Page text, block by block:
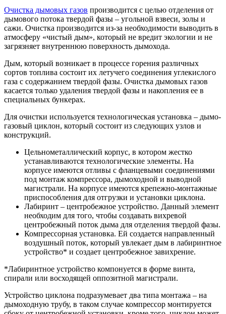
Очистка дымовых газов производится с целью отделения от
дымового потока твердой фазы – угольной взвеси, золы и
сажи. Очистка производится из-за необходимости выводить в
атмосферу «чистый дым», который не вредит экологии и не
загрязняет внутреннюю поверхность дымохода.
Дым, который возникает в процессе горения различных
сортов топлива состоит их летучего соединения углекислого
газа с содержанием твердой фазы. Очистка дымовых газов
касается только удаления твердой фазы и накопления ее в
специальных бункерах.
Для очистки используется технологическая установка – дымо-
газовый циклон, который состоит из следующих узлов и
конструкций.
Цельнометаллический корпус, в котором жестко
устанавливаются технологические элементы. На
корпусе имеются отливы с фланцевыми соединениями
под монтаж компрессора, дымоходной и выводной
магистрали. На корпусе имеются крепежно-монтажные
приспособления для отгрузки и установки циклона.
Лабиринт – центробежное устройство. Данный элемент
необходим для того, чтобы создавать вихревой
центробежный поток дыма для отделения твердой фазы.
Компрессорная установка. Ей создается направленный
воздушный поток, который увлекает дым в лабиринтное
устройство* и создает центробежное завихрение.
*Лабиринтное устройство компонуется в форме винта,
спирали или восходящей оппозитной магистрали.
Устройство циклона подразумевает два типа монтажа – на
дымоходную трубу, в таком случае компрессор монтируется